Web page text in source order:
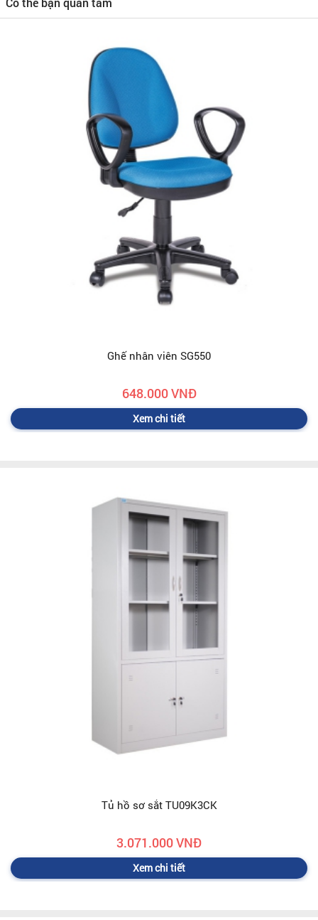
Ghế nhân viên SG550
648.000 VNĐ
Xem chi tiết
Tủ hồ sơ sắt TU09K3CK
3.071.000 VNĐ
Xem chi tiết